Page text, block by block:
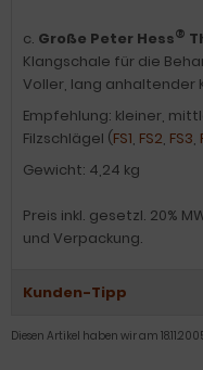
c. Große Peter Hess®
Klangschale für die
Voller, lang anhaltender
Empfehlung: kleiner,
Filzschlägel (FS1, FS2, FS3,
Gewicht: 4,24 kg
Preis inkl. gesetzl. 20%
und Verpackung.
Kunden-Tipp
Diesen Artikel haben wir am